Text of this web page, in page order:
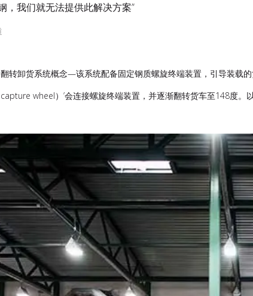
，我们就无法提供此解决方案”
转卸货系统概念—该系统配备固定钢质螺旋终端装置，引导装载
wheel）’会连接螺旋终端装置，并逐渐翻转货车至148度